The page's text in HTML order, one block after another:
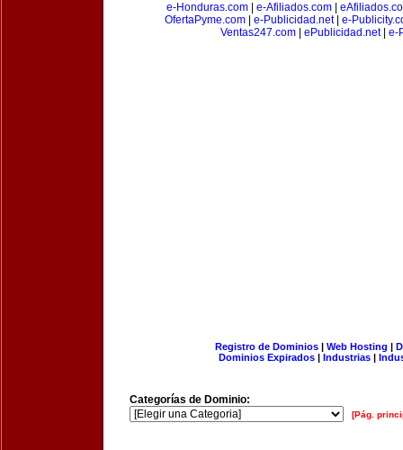
e-Honduras.com| e-Afiliados.com|
OfertaPyme.com| e-Publicidad.net| e-
Ventas247.com
ePublicidad.net| e-
Registro de Dominios| Web Hosting |
Dominios Expirados | Industrias |
Categorías de Dominio:
[Pág.